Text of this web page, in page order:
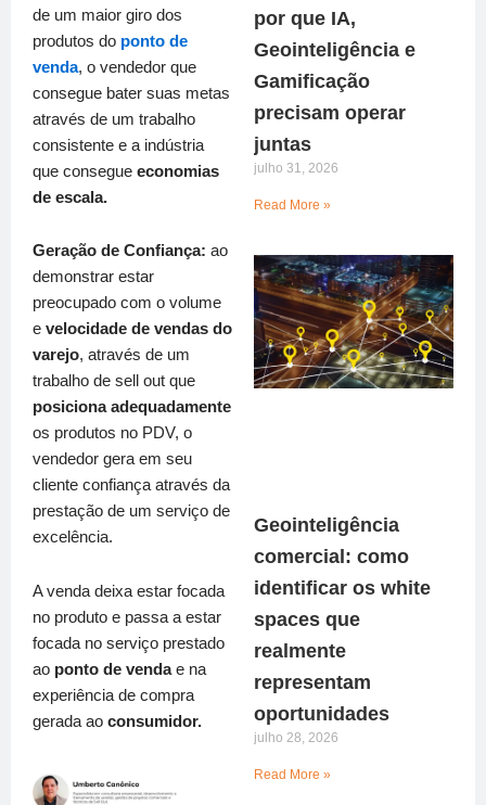
de um maior giro dos
produtos do ponto de
venda, o vendedor que
consegue bater suas metas
através de um trabalho
consistente e a indústria
que consegue economias
de escala.
Geração de Confiança: ao
demonstrar estar
preocupado com o volume
e velocidade de vendas do
varejo, através de um
trabalho de sell out que
posiciona adequadamente
os produtos no PDV, o
vendedor gera em seu
cliente confiança através da
prestação de um serviço de
excelência.
A venda deixa estar focada
no produto e passa a estar
focada no serviço prestado
ao ponto de vendae na
experiência de compra
gerada ao consumidor.
por que IA,
Geointeligência e
Gamificação
precisam operar
juntas
julho 31, 2026
Read More »
Geointeligência
comercial: como
identificar os white
spaces que
realmente
representam
oportunidades
julho 28, 2026
Read More »